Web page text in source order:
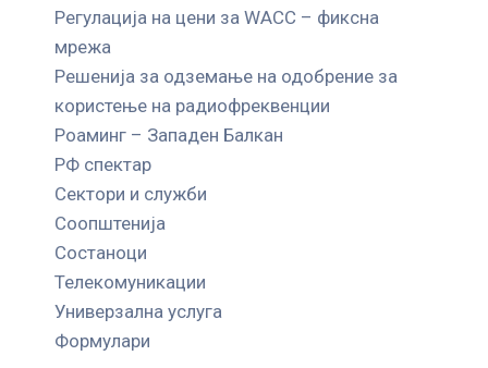
Регулација на цени за WACC – фиксна
мрежа
Решенија за одземање на одобрение за
користење на радиофреквенции
Роаминг – Западен Балкан
РФ спектар
Сектори и служби
Соопштенија
Состаноци
Телекомуникации
Универзална услуга
Формулари